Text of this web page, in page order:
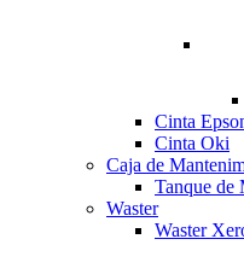
Cinta
Cinta Oki
Caja de
Tanque de
Waster
Waster